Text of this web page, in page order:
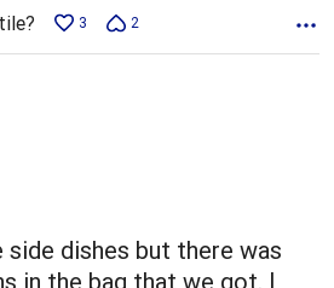
3 2
side dishes but there was
in the bag that we got. I